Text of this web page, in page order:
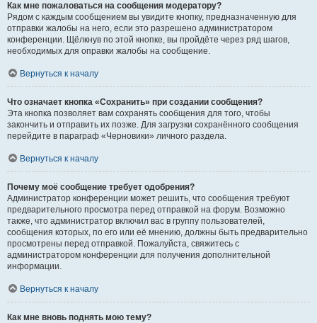
Как мне пожаловаться на сообщения модератору?
Рядом с каждым сообщением вы увидите кнопку, предназначенную для
отправки жалобы на него, если это разрешено администратором
конференции. Щёлкнув по этой кнопке, вы пройдёте через ряд шагов,
необходимых для оправки жалобы на сообщение.
Вернуться к началу
Что означает кнопка «Сохранить» при создании сообщения?
Эта кнопка позволяет вам сохранять сообщения для того, чтобы
закончить и отправить их позже. Для загрузки сохранённого сообщения
перейдите в параграф «Черновики» личного раздела.
Вернуться к началу
Почему моё сообщение требует одобрения?
Администратор конференции может решить, что сообщения требуют
предварительного просмотра перед отправкой на форум. Возможно
также, что администратор включил вас в группу пользователей,
сообщения которых, по его или её мнению, должны быть предварительно
просмотрены перед отправкой. Пожалуйста, свяжитесь с
администратором конференции для получения дополнительной
информации.
Вернуться к началу
Как мне вновь поднять мою тему?